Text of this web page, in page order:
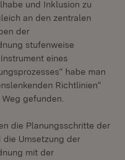
und Inklusion zu
an den zentralen
der
stufenweise
eines
habe man
Richtlinien“
gefunden.
die Planungsschritte der
die Umsetzung der
mit der